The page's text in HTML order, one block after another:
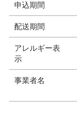
申込期間
配送期間
アレルギー表
示
事業者名